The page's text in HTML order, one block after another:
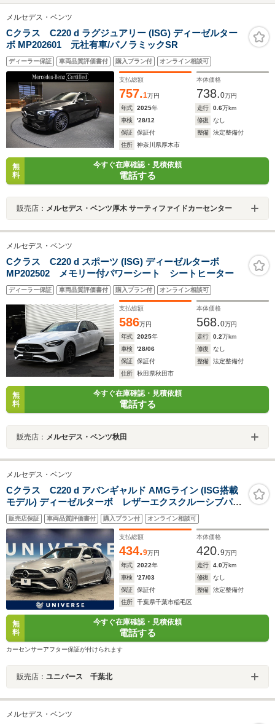
メルセデス・ベンツ
Cクラス C220 d ラグジュアリー (ISG) ディーゼルター
ボ MP202601 元社有車/パノラミックSR
ディーラー保証 車両品質評価書付 購入プラン付 オンライン相談可
支払総額
757.1万円
本体価格
738.0万円
年式
2025年 走行 0.6万km
車検
'28/12 修復
なし
保証
保証付 整備
法定整備付
住所
神奈川県厚木市
無
料
今すぐ在庫確認・見積依頼
電話する
販売店： メルセデス・ベンツ厚木 サーティファイドカーセンター
メルセデス・ベンツ
Cクラス C220 d スポーツ (ISG) ディーゼルターボ
MP202502 メモリー付パワーシート シートヒーター
ディーラー保証 車両品質評価書付 購入プラン付 オンライン相談可
支払総額
586万円
本体価格
568.0万円
年式
2025年 走行 0.2万km
車検
'28/06 修復
なし
保証
保証付 整備
法定整備付
住所
秋田県秋田市
無
料
今すぐ在庫確認・見積依頼
電話する
販売店： メルセデス・ベンツ秋田
メルセデス・ベンツ
Cクラス C220 d アバンギャルド AMGライン (ISG搭載
モデル) ディーゼルターボ レザーエクスクルーシブパッ
ケージ ベーシックパッケージ レーダーセーフティパ
ッケージ リアアクスルステアリング Burmester 純
正11.9インチナビ ARナビ 全周囲カメラ デジタルラ
イト
販売店保証 車両品質評価書付 購入プラン付 オンライン相談可
支払総額
434.9万円
本体価格
420.9万円
年式
2022年 走行 4.0万km
車検
'27/03 修復
なし
保証
保証付 整備
法定整備付
住所
千葉県千葉市稲毛区
無
料
今すぐ在庫確認・見積依頼
電話する
カーセンサーアフター保証が付けられます
販売店： ユニバース 千葉北
メルセデス・ベンツ